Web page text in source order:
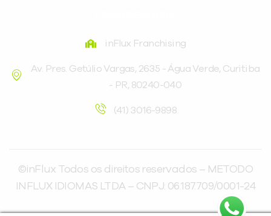
inFlux Franchising
Av. Pres. Getúlio Vargas, 2635 - Água Verde, Curitiba
- PR, 80240-040
(41) 3016-9898
©inFlux Todos os direitos reservados – METODO
INFLUX IDIOMAS LTDA – CNPJ: 06.187.709/0001-24